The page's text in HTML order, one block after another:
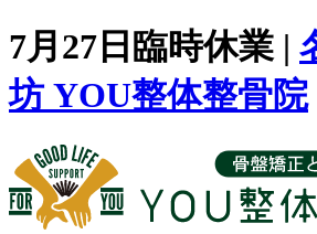
7月27日臨時休業 |
坊 YOU整体整骨院